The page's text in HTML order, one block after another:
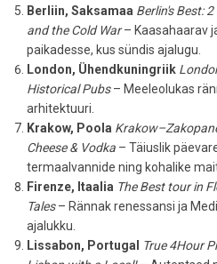
Berliin, Saksamaa Berlin's Best:
and the Cold War– Kaasahaarav
paikadesse, kus sündis ajalugu.
London, Ühendkuningriik
Historical Pubs– Meeleolukas
arhitektuuri.
Krakow, Poola
Cheese & Vodka – Täiuslik
termaalvannide ning kohalike
Firenze, Itaalia The Best tour in
Tales– Rännak renessansi ja
ajalukku.
Lissabon, Portugal
True 4Hour